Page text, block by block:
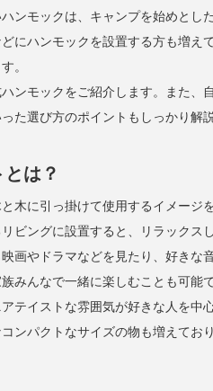
ンモックは、キャンプを始めとし
にハンモックを設置する方も増え
。
ンモックをご紹介します。また、
た選び方のポイントもしっかり解
は？
木に引っ掛けて使用するイメージ
ビングに設置すると、リラックス
画やドラマなどを見たり、好きな
みんなで一緒に楽しむことも可能で
テイストな雰囲気が好きな人を中
ンパクトなサイズの物も増えてお